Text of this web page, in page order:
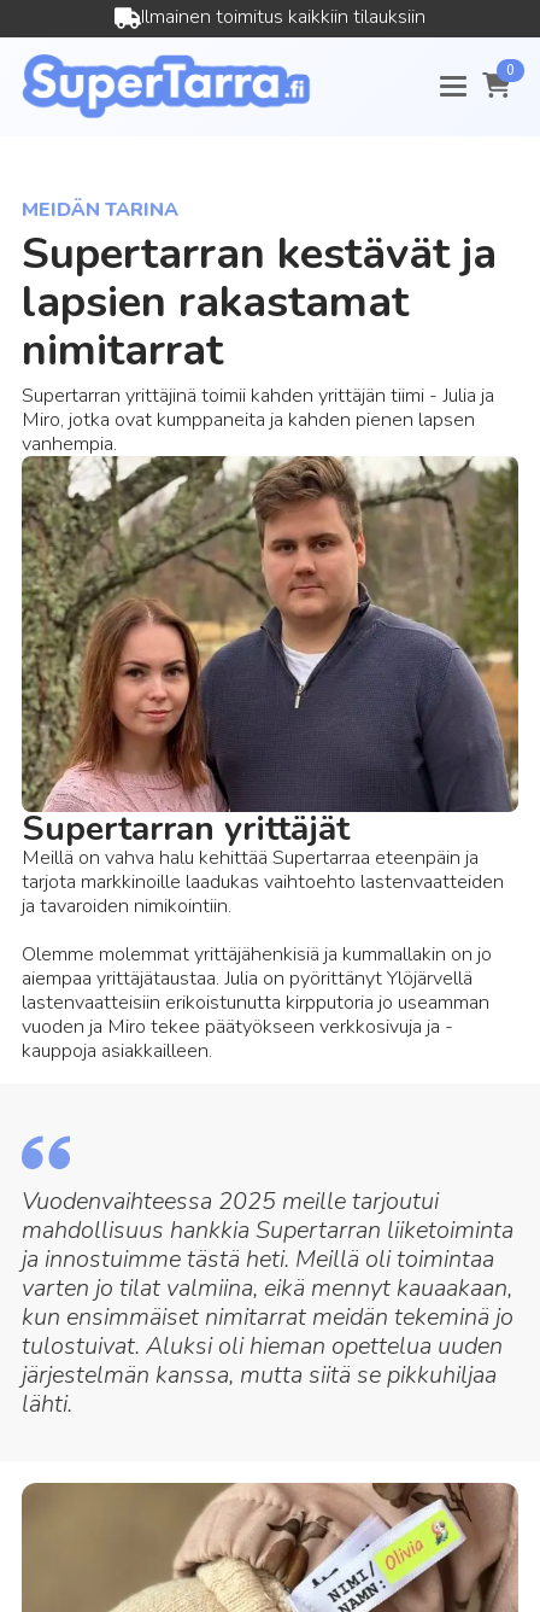
Ilmainen toimitus kaikkiin tilauksiin
0
MEIDÄN TARINA
Supertarran kestävät ja
lapsien rakastamat
nimitarrat
Supertarran yrittäjinä toimii kahden yrittäjän tiimi - Julia ja
Miro, jotka ovat kumppaneita ja kahden pienen lapsen
vanhempia.
Supertarran yrittäjät
Meillä on vahva halu kehittää Supertarraa eteenpäin ja
tarjota markkinoille laadukas vaihtoehto lastenvaatteiden
ja tavaroiden nimikointiin.
Olemme molemmat yrittäjähenkisiä ja kummallakin on jo
aiempaa yrittäjätaustaa. Julia on pyörittänyt Ylöjärvellä
lastenvaatteisiin erikoistunutta kirpputoria jo useamman
vuoden ja Miro tekee päätyökseen verkkosivuja ja -
kauppoja asiakkailleen.
Vuodenvaihteessa 2025 meille tarjoutui
mahdollisuus hankkia Supertarran liiketoiminta
ja innostuimme tästä heti. Meillä oli toimintaa
varten jo tilat valmiina, eikä mennyt kauaakaan,
kun ensimmäiset nimitarrat meidän tekeminä jo
tulostuivat. Aluksi oli hieman opettelua uuden
järjestelmän kanssa, mutta siitä se pikkuhiljaa
lähti.